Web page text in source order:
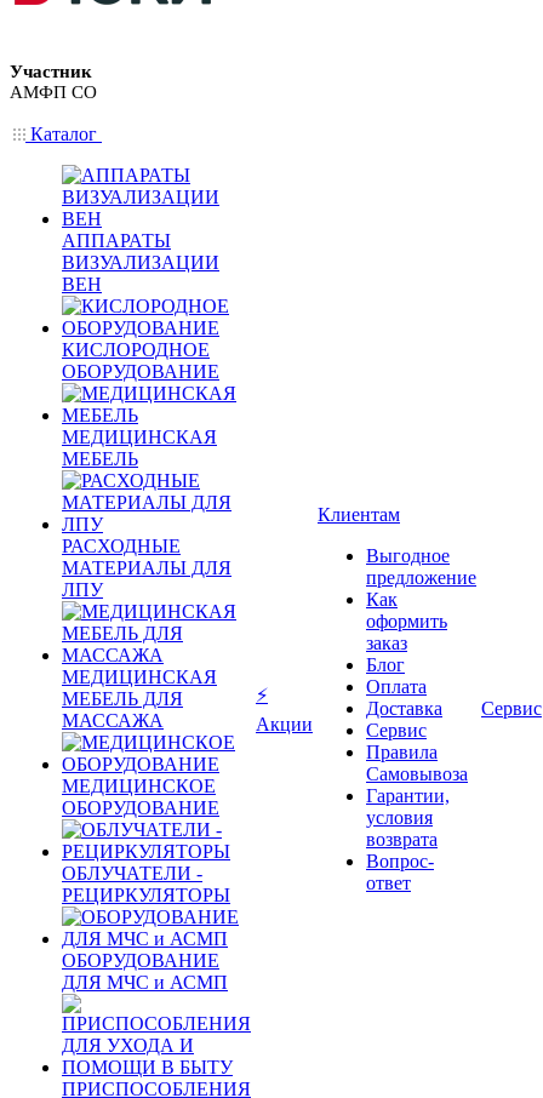
Участник
АМФП СО
Каталог
АППАРАТЫ
ВИЗУАЛИЗАЦИИ
ВЕН
КИСЛОРОДНОЕ
ОБОРУДОВАНИЕ
МЕДИЦИНСКАЯ
МЕБЕЛЬ
РАСХОДНЫЕ
МАТЕРИАЛЫ ДЛЯ
ЛПУ
МЕДИЦИНСКАЯ
МЕБЕЛЬ ДЛЯ
МАССАЖА
МЕДИЦИНСКОЕ
ОБОРУДОВАНИЕ
ОБЛУЧАТЕЛИ -
РЕЦИРКУЛЯТОРЫ
ОБОРУДОВАНИЕ
ДЛЯ МЧС и АСМП
ПРИСПОСОБЛЕНИЯ
⚡
Акции
Клиентам
Выгодное
предложение
Как
оформить
заказ
Блог
Оплата
Доставка
Сервис
Правила
Самовывоза
Гарантии,
условия
возврата
Вопрос-
ответ
Сервис